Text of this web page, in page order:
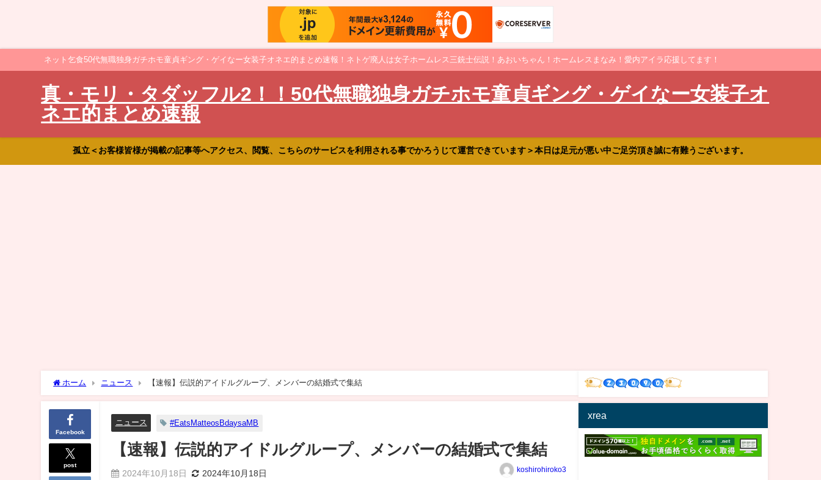
ネット乞食50代無職独身ガチホモ童貞ギング・ゲイなー女装子オネエ的まとめ速報！ネトゲ廃人は女子ホームレス三銃士伝説！あおいちゃん！ホームレスまなみ！愛内アイラ応援してます！
真・モリ・タダッフル2！！50代無職独身ガチホモ童貞ギング・ゲイなー女装子オ
ネエ的まとめ速報
孤立＜お客様皆様が掲載の記事等へアクセス、閲覧、こちらのサービスを利用される事でかろうじて運営できています＞本日は足元が悪い中ご足労頂き誠に有難うございます。
ホーム ニュース 【速報】伝説的アイドルグループ、メンバーの結婚式で集結
Facebook
post
ニュース #EatsMatteosBdaysaMB
【速報】伝説的アイドルグループ、メンバーの結婚式で集結
2024年10月18日 2024年10月18日 koshirohiroko3
xrea